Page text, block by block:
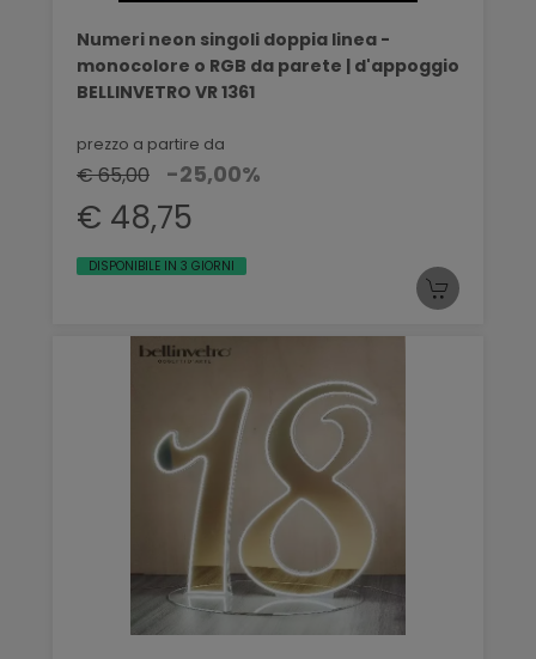
Numeri neon singoli doppia linea -
monocolore o RGB da parete | d'appoggio
BELLINVETRO VR 1361
prezzo a partire da
€ 65,00 -25,00%
€ 48,75
DISPONIBILE IN 3 GIORNI